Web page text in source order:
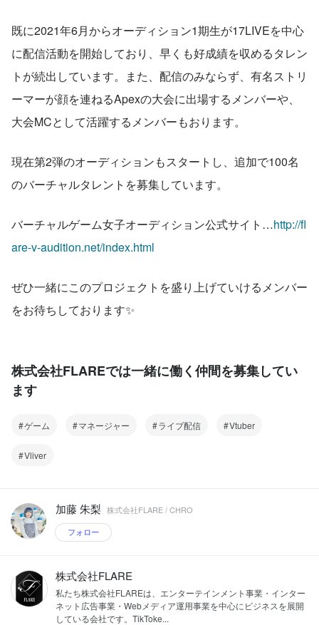
既に2021年6月からオーディション1期生が17LIVEを中心
に配信活動を開始しており、早くも好成績を収めるタレン
トが続出しています。また、配信のみならず、有名ストリ
ーマーが顔を連ねるApexの大会に出場するメンバーや、
大会MCとして活躍するメンバーもおります。
現在第2弾のオーディションもスタートし、追加で100名
のバーチャルタレントを募集しています。
バーチャルゲーム女子オーディション公式サイト…http://fl
are-v-audition.net/index.html
ぜひ一緒にこのプロジェクトを盛り上げていけるメンバー
をお待ちしております✨
株式会社FLAREでは一緒に働く仲間を募集してい
ます
ゲーム マネージャー ライブ配信 Vtuber
Vliver
加藤 朱梨 株式会社FLARE / CHRO
フォロー
株式会社FLARE
私たち株式会社FLAREは、エンターテインメント事業・インター
ネット広告事業・Webメディア運用事業を中心にビジネスを展開
している会社です。TikToke...